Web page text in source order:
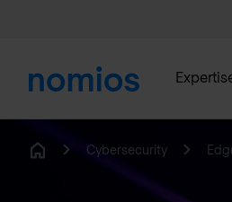
Cybersecurity